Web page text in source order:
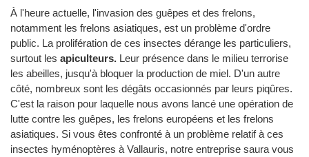
À l'heure actuelle, l'invasion des guêpes et des frelons,
notamment les frelons asiatiques, est un problème d'ordre
public. La prolifération de ces insectes dérange les particuliers,
surtout les apiculteurs. Leur présence dans le milieu terrorise
les abeilles, jusqu'à bloquer la production de miel. D'un autre
côté, nombreux sont les dégâts occasionnés par leurs piqûres.
C'est la raison pour laquelle nous avons lancé une opération de
lutte contre les guêpes, les frelons européens et les frelons
asiatiques. Si vous êtes confronté à un problème relatif à ces
insectes hyménoptères à Vallauris, notre entreprise saura vous